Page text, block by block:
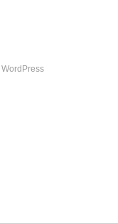
WordPress